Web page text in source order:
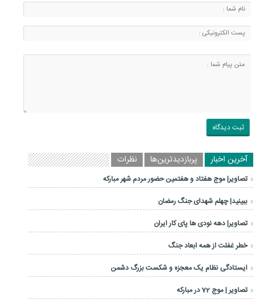
آخرین اخبار پربازدیدترین‌ها نظرات
تصاویر| موج هفتاد و هفتمین حضور مردم شهر مبارکه
ببینید| چهلم شهدای جنگ رمضان
تصاویر| دهه نودی ها پای کار ایران
خطر غفلت از همه ابعاد جنگ
ایستادگی نظام یک معجزه و شکست بزرگ دشمن
تصاویر | موج 72 در مبارکه